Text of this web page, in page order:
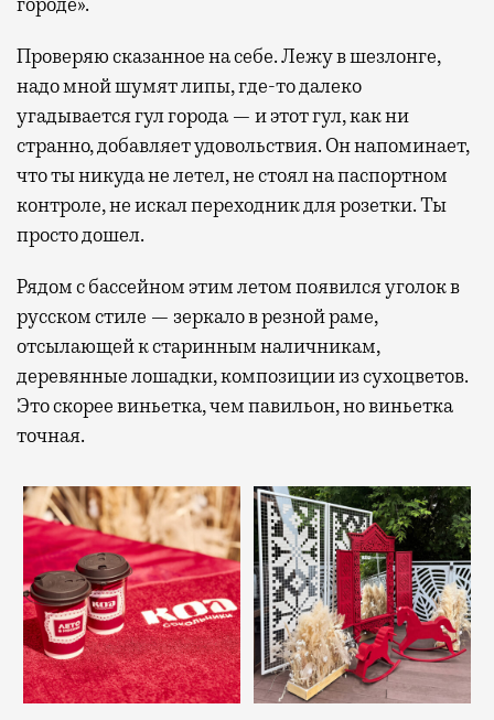
Проверяю сказанное на себе. Лежу в шезлонге,
надо мной шумят липы, где-то далеко
угадывается гул города — и этот гул, как ни
странно, добавляет удовольствия. Он напоминает,
что ты никуда не летел, не стоял на паспортном
контроле, не искал переходник для розетки. Ты
просто дошел.
Рядом с бассейном этим летом появился уголок в
русском стиле — зеркало в резной раме,
отсылающей к старинным наличникам,
деревянные лошадки, композиции из сухоцветов.
Это скорее виньетка, чем павильон, но виньетка
точная.